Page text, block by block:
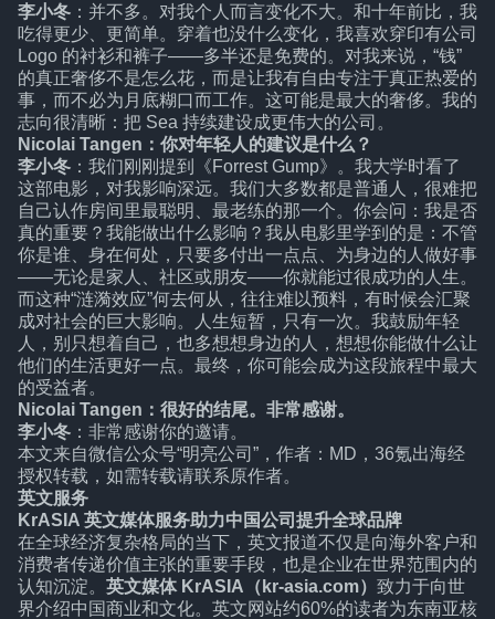
李小冬 ：并不多。对我个人而言变化不大。和十年前比，我
吃得更少、更简单。穿着也没什么变化，我喜欢穿印有公司
Logo 的衬衫和裤子——多半还是免费的。对我来说，“钱”
的真正奢侈不是怎么花，而是让我有自由专注于真正热爱的
事，而不必为月底糊口而工作。这可能是最大的奢侈。我的
志向很清晰：把 Sea 持续建设成更伟大的公司。
Nicolai Tangen：你对年轻人的建议是什么？
李小冬 ：我们刚刚提到《Forrest Gump》。我大学时看了
这部电影，对我影响深远。我们大多数都是普通人，很难把
自己认作房间里最聪明、最老练的那一个。你会问：我是否
真的重要？我能做出什么影响？我从电影里学到的是：不管
你是谁、身在何处，只要多付出一点点、为身边的人做好事
——无论是家人、社区或朋友——你就能过很成功的人生。
而这种“涟漪效应”何去何从，往往难以预料，有时候会汇聚
成对社会的巨大影响。人生短暂，只有一次。我鼓励年轻
人，别只想着自己，也多想想身边的人，想想你能做什么让
他们的生活更好一点。最终，你可能会成为这段旅程中最大
的受益者。
Nicolai Tangen：很好的结尾。非常感谢。
李小冬 ：非常感谢你的邀请。
本文来自微信公众号“明亮公司” ，作者：MD，36氪出海经
授权转载，如需转载请联系原作者。
英文服务
KrASIA 英文媒体服务助力中国公司提升全球品牌
在全球经济复杂格局的当下，英文报道不仅是向海外客户和
消费者传递价值主张的重要手段，也是企业在世界范围内的
认知沉淀。 英文媒体 KrASIA（kr-asia.com） 致力于向世
界介绍中国商业和文化。英文网站约60%的读者为东南亚核